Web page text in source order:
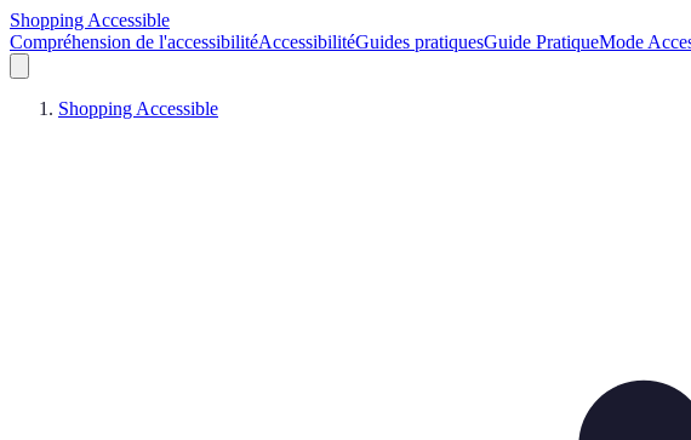
Shopping Accessible
Compréhension de l'accessibilitéAccessibilitéGuides pratiquesGuide PratiqueMode
Shopping Accessible